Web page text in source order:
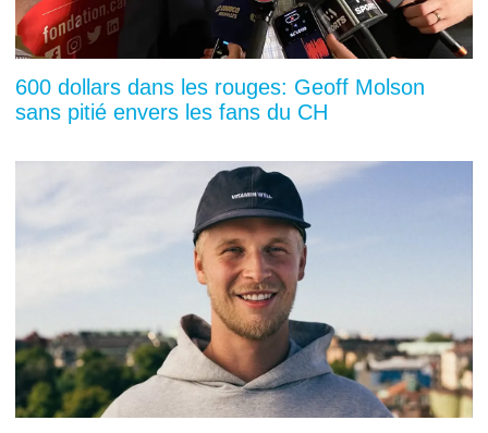
600 dollars dans les rouges: Geoff Molson
sans pitié envers les fans du CH